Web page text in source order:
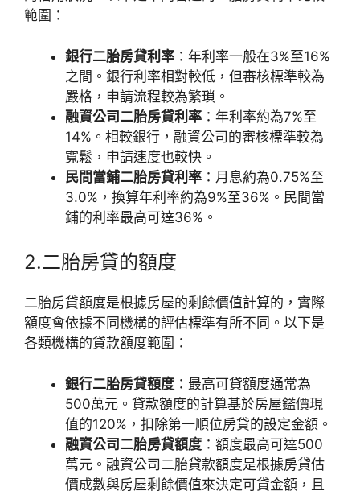
範圍：
銀行二胎房貸利率 ：年利率一般在3%至16%
之間。銀行利率相對較低，但審核標準較為
嚴格，申請流程較為繁瑣。
融資公司二胎房貸利率 ：年利率約為7%至
14%。相較銀行，融資公司的審核標準較為
寬鬆，申請速度也較快。
民間當鋪二胎房貸利率 ：月息約為0.75%至
3.0%，換算年利率約為9%至36%。民間當
鋪的利率最高可達36%。
2.二胎房貸的額度
二胎房貸額度是根據房屋的剩餘價值計算的，實際
額度會依據不同機構的評估標準有所不同。以下是
各類機構的貸款額度範圍：
銀行二胎房貸額度 ：最高可貸額度通常為
500萬元。貸款額度的計算基於房屋鑑價現
值的120%，扣除第一順位房貸的設定金額。
融資公司二胎房貸額度 ：額度最高可達500
萬元。融資公司二胎貸款額度是根據房貸估
價成數與房屋剩餘價值來決定可貸金額，且